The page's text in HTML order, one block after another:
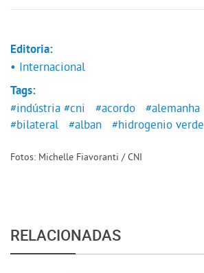
Editoria:
• Internacional
Tags:
#indústria #cni #acordo #alemanha
#bilateral
#alban #hidrogenio verde
Fotos: Michelle Fiavoranti / CNI
RELACIONADAS